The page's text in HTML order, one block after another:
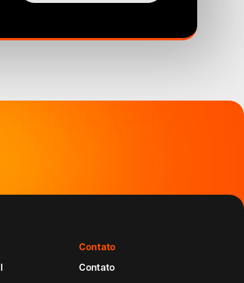
Contato
Contato